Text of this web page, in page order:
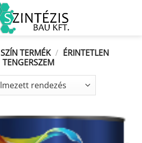
SZÍN TERMÉK / ÉRINTETLEN
TENGERSZEM